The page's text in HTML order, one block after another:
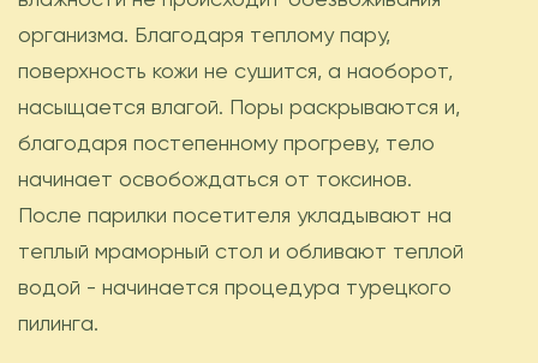
организма. Благодаря теплому пару,
поверхность кожи не сушится, а наоборот,
насыщается влагой. Поры раскрываются и,
благодаря постепенному прогреву, тело
начинает освобождаться от токсинов.
После парилки посетителя укладывают на
теплый мраморный стол и обливают теплой
водой - начинается процедура турецкого
пилинга.